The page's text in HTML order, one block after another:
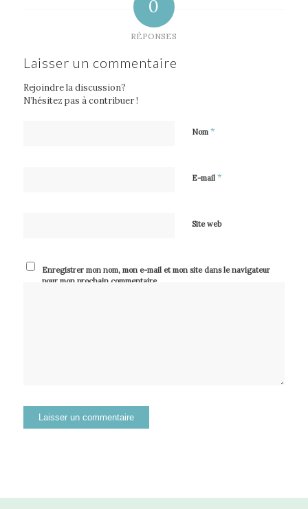
0
RÉPONSES
Laisser un commentaire
Rejoindre la discussion?
N’hésitez pas à contribuer !
Nom *
E-mail *
Site web
Enregistrer mon nom, mon e-mail et mon site dans le navigateur
pour mon prochain commentaire.